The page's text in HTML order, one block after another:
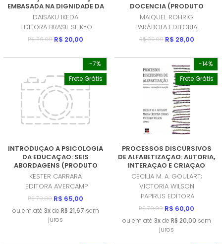
EMBASADA NA DIGNIDADE DA
VIDA (PRODUTO USADO -
COMO NOVO)
DAISAKU IKEDA
EDITORA BRASIL SEIKYO
R$ 30,00 R$ 20,00
DOCENCIA (PRODUTO
NOVO)
MAIQUEL ROHRIG
PARÁBOLA EDITORIAL
R$ 35,00 R$ 28,00
-7%
Frete Grátis
INTRODUÇAO A PSICOLOGIA
DA EDUCAÇAO: SEIS
ABORDAGENS (PRODUTO
USADO - MUITO BOM)
KESTER CARRARA
EDITORA AVERCAMP
R$ 70,00 R$ 65,00
ou em até 3xde R$ 21,67 sem
juros
-14%
Frete Grátis
PROCESSOS DISCURSIVOS
DE ALFABETIZAÇAO: AUTORIA,
INTERAÇAO E CRIAÇAO
(PRODUTO NOVO)
CECILIA M. A. GOULART;
VICTORIA WILSON
PAPIRUS EDITORA
R$ 70,00 R$ 60,00
ou em até 3xde R$ 20,00 sem
juros